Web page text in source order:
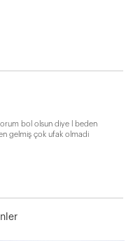
bol olsun diye l beden
gelmiş çok ufak olmadi